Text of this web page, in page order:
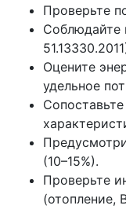
Проверьте
Оцените
удельное
(10–15%).
Проверьте
(отопление,